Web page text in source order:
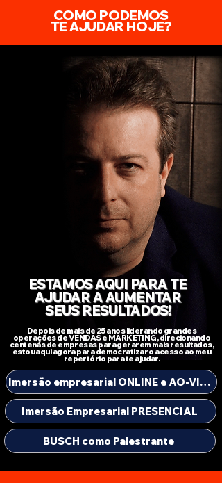
COMO PODEMOS
TE AJUDAR HOJE?
ESTAMOS AQUI PARA TE
AJUDAR A AUMENTAR
SEUS RESULTADOS!
Depois de mais de 25 anos liderando grandes
operações de VENDAS e MARKETING, direcionando
centenas de empresas para gerarem mais resultados,
estou aqui agora para democratizar o acesso ao meu
repertório para te ajudar.
Imersão empresarial ONLINE e AO-VIVO
Imersão Empresarial PRESENCIAL
BUSCH como Palestrante